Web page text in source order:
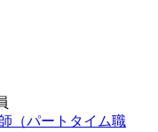
（パートタイム職